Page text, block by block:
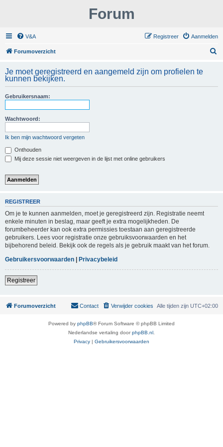
Forum
V&A Aanmelden
Registreer
Forumoverzicht
k
Je moet geregistreerd en aangemeld zijn om profielen te
kunnen bekijken.
Gebruikersnaam:
Wachtwoord:
Ik ben mijn wachtwoord vergeten
Onthouden
Mij deze sessie niet weergeven in de lijst met online gebruikers
REGISTREER
Om je te kunnen aanmelden, moet je geregistreerd zijn. Registratie neemt
enkele minuten in beslag, maar geeft je extra mogelijkheden. De
forumbeheerder kan ook extra permissies toestaan aan geregistreerde
gebruikers. Lees voor registratie onze gebruiksvoorwaarden en het
bijbehorend beleid. Bekijk ook de regels als je gebruik maakt van het forum.
Gebruikersvoorwaarden | Privacybeleid
Registreer
Forumoverzicht Alle tijden zijn UTC+02:00
Verwijder cookies
Contact
Powered by phpBB® Forum Software © phpBB Limited
Nederlandse vertaling doorphpBB.nl
Privacy | Gebruikersvoorwaarden